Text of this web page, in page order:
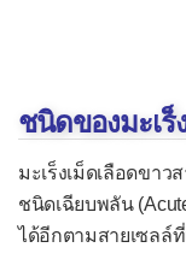
ระบบเลื
กลุ่มอา
มะเร็ง
ชนิดของมะเร็
มะเร็งเม็ดเลือดขา
ชนิดเฉียบพลัน
ได้อีกตามสายเซลล์ที่